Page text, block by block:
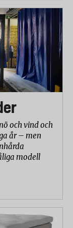
är därför
tätt. För att
i en trumma
det för
partiklar
täthetskrav
igenom mer
läckta
på en 5-
av
(in
bedömt
och vind och
år – men
modell